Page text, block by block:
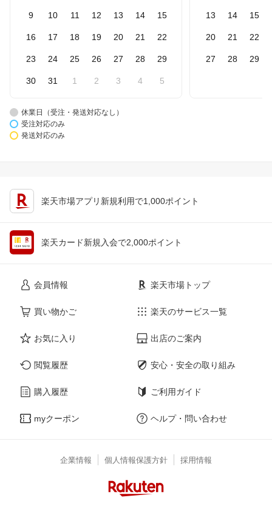
9 10 11 12 13 14 15
16 17 18 19 20 21 22
23 24 25 26 27 28 29
30 31 1 2 3 4 5
13 14 15
20 21 22
27 28 29
休業日（受注・発送対応なし）
受注対応のみ
発送対応のみ
楽天市場アプリ新規利用で1,000ポイント
楽天カード新規入会で2,000ポイント
会員情報
買い物かご
お気に入り
閲覧履歴
購入履歴
myクーポン
楽天市場トップ
楽天のサービス一覧
出店のご案内
安心・安全の取り組み
ご利用ガイド
ヘルプ・問い合わせ
企業情報 個人情報保護方針 採用情報